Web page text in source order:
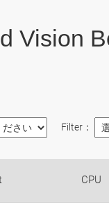
Vision
Filter：
CPU